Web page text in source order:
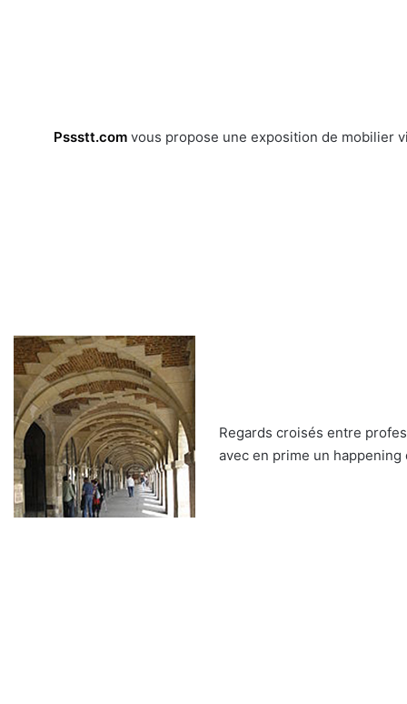
Pssstt.comvous propose une exposition de mobilier
Regards croisés entre
avec en prime un happening